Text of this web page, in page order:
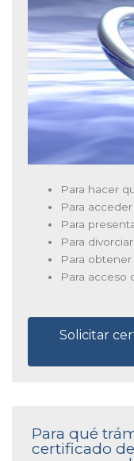
Para hacer
Para
Para
Para
Para
Para acceso
Solicitar
Para qué
certificado